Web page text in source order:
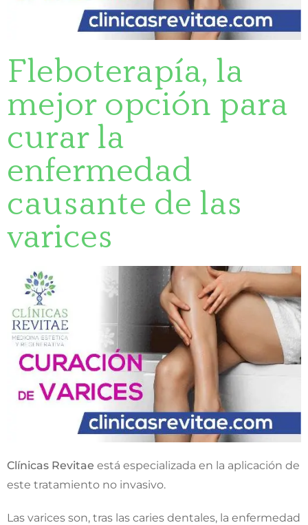
Fleboterapía, la
mejor opción para
curar la
enfermedad
causante de las
varices
Clínicas Revitae está especializada en la aplicación de
este tratamiento no invasivo.
Las varices son, tras las caries dentales, la enfermedad